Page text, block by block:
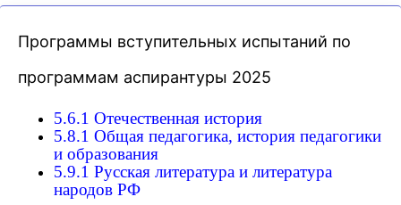
Программы вступительных испытаний по
программам аспирантуры 2025
5.6.1 Отечественная история
5.8.1 Общая педагогика, история педагогики
и образования
5.9.1 Русская литература и литература
народов РФ